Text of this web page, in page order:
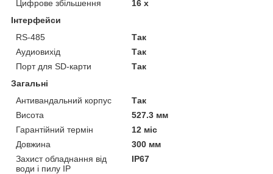
Цифрове збільшення
16 х
Інтерфейси
RS-485
Так
Аудиовихід
Так
Порт для SD-карти
Так
Загальні
Антивандальний корпус
Так
Висота
527.3 мм
Гарантійний термін
12 міс
Довжина
300 мм
Захист обладнання від
води і пилу IP
IP67